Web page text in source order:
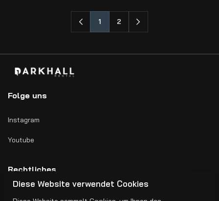
1 2
Folge uns
Instagram
Youtube
Rechtliches
Diese Website verwendet Cookies